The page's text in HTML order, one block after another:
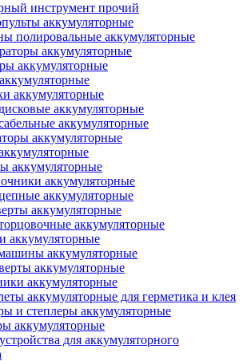
инструмент прочий
аккумуляторные
полировальные аккумуляторные
аккумуляторные
аккумуляторные
аккумуляторные
аккумуляторные
аккумуляторные
аккумуляторные
аккумуляторные
аккумуляторные
аккумуляторные
аккумуляторные
аккумуляторные
аккумуляторные
аккумуляторные
аккумуляторные
аккумуляторные
аккумуляторные для герметика и клея
и степлеры аккумуляторные
аккумуляторные